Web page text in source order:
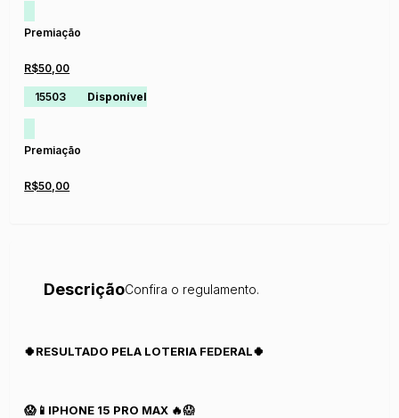
Premiação
R$50,00
15503 Disponível
Premiação
R$50,00
DescriçãoConfira o regulamento.
🍀RESULTADO PELA LOTERIA FEDERAL🍀
😱📱IPHONE 15 PRO MAX 🔥😱